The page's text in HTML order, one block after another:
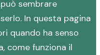
sembrare
In questa pagina
quando ha senso
come funziona il